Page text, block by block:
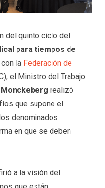
del quinto ciclo del
para tiempos de
la Federación de
el Ministro del Trabajo
Monckeberg realizó
que supone el
denominados
en que se deben
a la visión del